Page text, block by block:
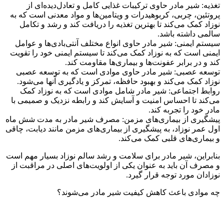
تغذیه: شیر مادر حاوی ترکیبات غذایی کامل و تعادل‌دیده‌ای از
پروتئین، چربی، کربوهیدرات و ویتامین‌ها و مواد معدنی است که به
نوزاد کمک می‌کند تا بهترین تغذیه را دریافت کند و رشد و تکامل
سالمی داشته باشد.
سیستم ایمنی: شیر مادر حاوی انواع مختلف آنتی‌بادی‌ها و عوامل
ایمنی است که به نوزاد کمک می‌کند تا سیستم ایمنی خود را تقویت
کند و در برابر عفونت‌ها و بیماری‌ها مقاومت کند.
توسعه عصبی: شیر مادر حاوی موادی است که به توسعه عصبی
نوزاد کمک می‌کند و بهبود حافظه، تمرکز و یادگیری آنها می‌شود.
روابط اجتماعی: شیر مادر شامل موادی است که به نوزاد کمک
می‌کند تا احساس امنیت و آسایش کند و رابطه نزدیک و صمیمی با
مادر خود را تجربه کند.
پیشگیری از بیماری‌های مزمن: مصرف شیر مادر به مدت شش ماه
اول عمر نوزاد، به پیشگیری از بیماری‌های مزمن مانند دیابت، چاقی
و بیماری‌های قلبی کمک می‌کند.
بنابراین، شیر مادر برای سلامت و رشد سالم نوزاد بسیار مهم است
و مصرف آن باید به عنوان یکی از اولویت‌های اصلی در مراقبت از
نوزادان مورد توجه قرار گیرد.
چه موادی باعث کاهش کیفیت شیر مادر می‌شوند؟